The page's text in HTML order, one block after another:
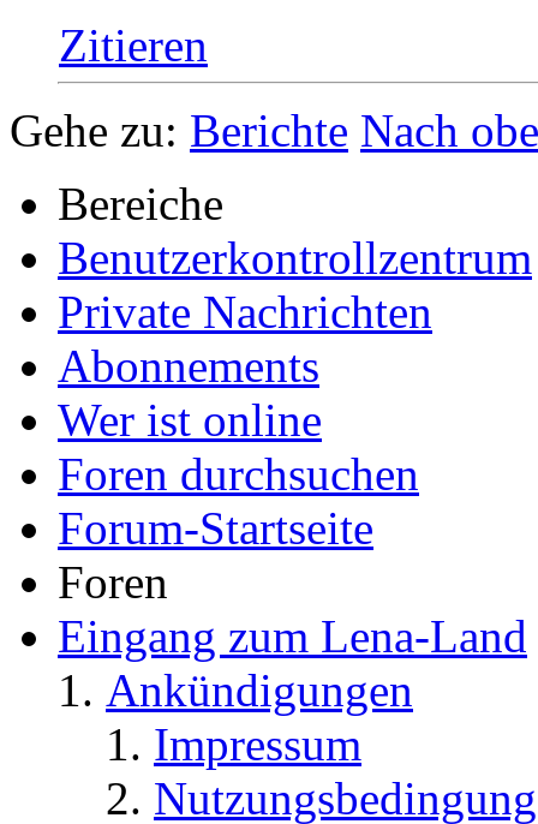
Zitieren
Gehe zu: Berichte Nach
Bereiche
Benutzerkontrollzentrum
Private Nachrichten
Abonnements
Wer ist online
Foren durchsuchen
Forum-Startseite
Foren
Eingang zum Lena-Land
Ankündigungen
Impressum